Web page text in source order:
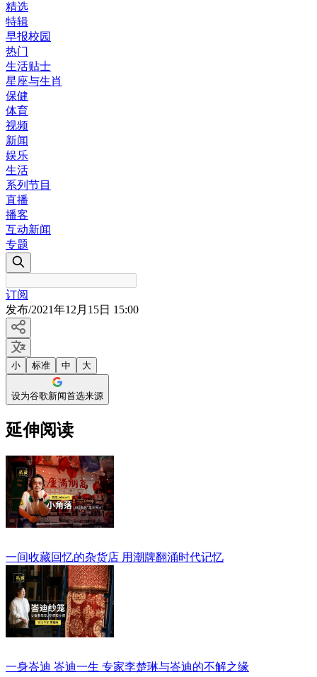
精选
特辑
早报校园
热门
生活贴士
星座与生肖
保健
体育
视频
新闻
娱乐
生活
系列节目
直播
播客
互动新闻
专题
订阅
发布/2021年12月15日 15:00
小 标准 中 大
设为谷歌新闻首选来源
延伸阅读
一间收藏回忆的杂货店 用潮牌翻涌时代记忆
一身峇迪 峇迪一生 专家李楚琳与峇迪的不解之缘